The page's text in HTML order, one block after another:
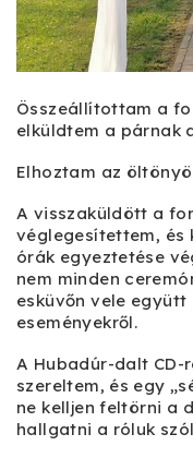
Összeállítottam a
elküldtem a párnak
Elhoztam az
A visszaküldött a
véglegesítettem, és
órák egyeztetése
nem minden
esküvőn vele
eseményekről.
A Hubadúr-dalt CD-
szereltem, és egy
ne kelljen feltörni a
hallgatni a róluk